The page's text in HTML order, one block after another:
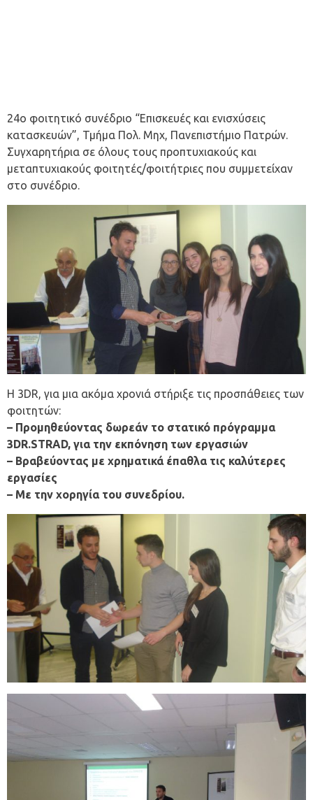
24ο φοιτητικό συνέδριο “Επισκευές και ενισχύσεις
κατασκευών”, Τμήμα Πολ. Μηχ, Πανεπιστήμιο Πατρών.
Συγχαρητήρια σε όλους τους προπτυχιακούς και
μεταπτυχιακούς φοιτητές/φοιτήτριες που συμμετείχαν
στο συνέδριο.
Η 3DR, για μια ακόμα χρονιά στήριξε τις προσπάθειες των
φοιτητών:
– Προμηθεύοντας δωρεάν το στατικό πρόγραμμα
3DR.STRAD, για την εκπόνηση των εργασιών
– Βραβεύοντας με χρηματικά έπαθλα τις καλύτερες
εργασίες
– Με την χορηγία του συνεδρίου.